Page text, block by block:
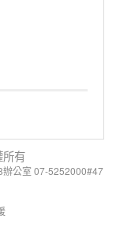
所有
公室 07-5252000#47